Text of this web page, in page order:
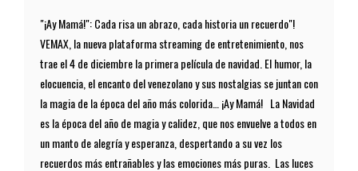
"¡Ay Mamá!": Cada risa un abrazo, cada historia un recuerdo"!
VEMAX, la nueva plataforma streaming de entretenimiento, nos
trae el 4 de diciembre la primera película de navidad. El humor, la
elocuencia, el encanto del venezolano y sus nostalgias se juntan con
la magia de la época del año más colorida… ¡Ay Mamá! La Navidad
es la época del año de magia y calidez, que nos envuelve a todos en
un manto de alegría y esperanza, despertando a su vez los
recuerdos más entrañables y las emociones más puras. Las luces